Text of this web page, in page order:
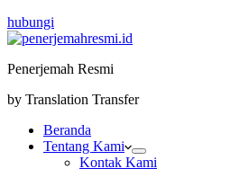
hubungi
Penerjemah Resmi
by Translation Transfer
Beranda
Tentang Kami
Kontak Kami